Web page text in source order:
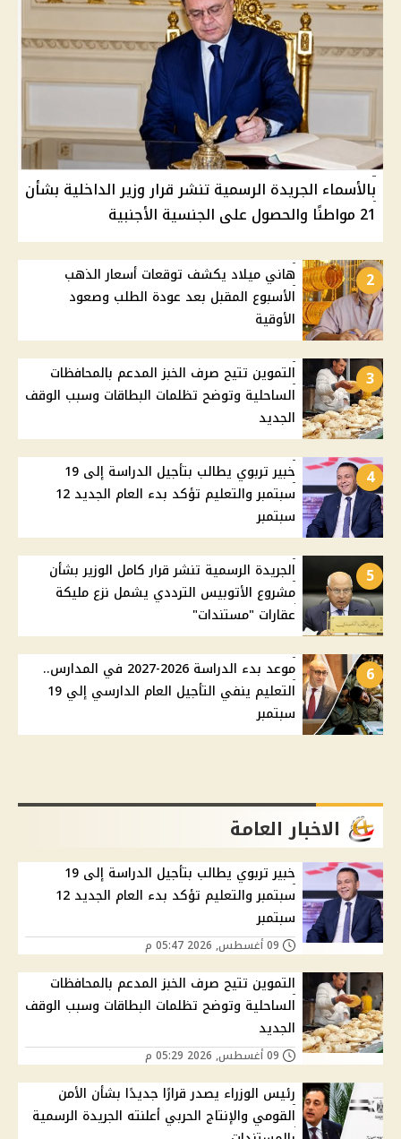
بالأسماء الجريدة الرسمية تنشر قرار وزير الداخلية بشأن
21 مواطنًا والحصول على الجنسية الأجنبية
2
هاني ميلاد يكشف توقعات أسعار الذهب
الأسبوع المقبل بعد عودة الطلب وصعود
الأوقية
3
التموين تتيح صرف الخبز المدعم بالمحافظات
الساحلية وتوضح تظلمات البطاقات وسبب الوقف
الجديد
4
خبير تربوي يطالب بتأجيل الدراسة إلى 19
سبتمبر والتعليم تؤكد بدء العام الجديد 12
سبتمبر
5
الجريدة الرسمية تنشر قرار كامل الوزير بشأن
مشروع الأتوبيس الترددي يشمل نزع مليكة
عقارات "مستندات"
6
موعد بدء الدراسة 2026-2027 في المدارس..
التعليم ينفي التأجيل العام الدارسي إلي 19
سبتمبر
الاخبار العامة
خبير تربوي يطالب بتأجيل الدراسة إلى 19
سبتمبر والتعليم تؤكد بدء العام الجديد 12
سبتمبر
التموين تتيح صرف الخبز المدعم بالمحافظات
الساحلية وتوضح تظلمات البطاقات وسبب الوقف
الجديد
رئيس الوزراء يصدر قرارًا جديدًا بشأن الأمن
القومي والإنتاج الحربي أعلنته الجريدة الرسمية